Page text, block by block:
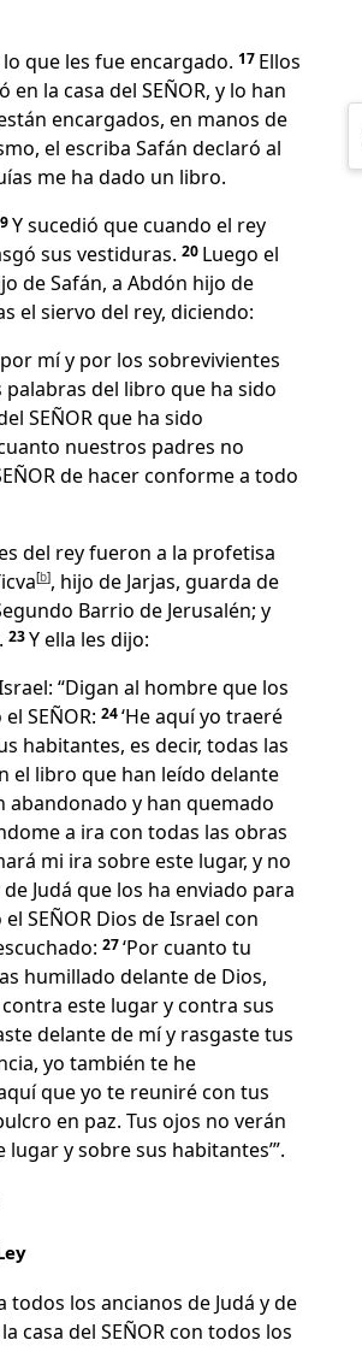
que les fue encargado. 17 Ellos
la casa del SEÑOR, y lo han
encargados, en manos de
el escriba Safán declaró al
me ha dado un libro.
Y sucedió que cuando el rey
sus vestiduras. 20 Luego el
de Safán, a Abdón hijo de
el siervo del rey, diciendo:
mí y por los sobrevivientes
palabras del libro que ha sido
SEÑOR que ha sido
nuestros padres no
de hacer conforme a todo
del rey fueron a la profetisa
[b], hijo de Jarjas, guarda de
Barrio de Jerusalén; y
23Y ella les dijo:
“Digan al hombre que los
SEÑOR: 24‘He aquí yo traeré
habitantes, es decir, todas las
el libro que han leído delante
abandonado y han quemado
a ira con todas las obras
mi ira sobre este lugar, y no
Judá que los ha enviado para
SEÑOR Dios de Israel con
27‘Por cuanto tu
humillado delante de Dios,
este lugar y contra sus
delante de mí y rasgaste tus
yo también te he
que yo te reuniré con tus
en paz. Tus ojos no verán
y sobre sus habitantes’”.
los ancianos de Judá y de
casa del SEÑOR con todos los